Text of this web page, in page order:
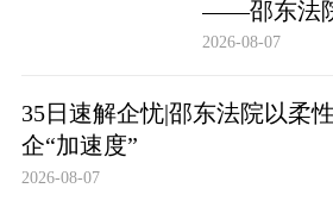
——邵东法
毒教育基地
2026-08-07
35日速解企忧|邵东法院以柔
企“加速度”
2026-08-07